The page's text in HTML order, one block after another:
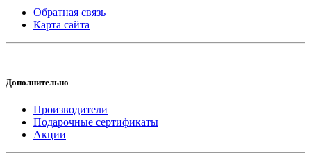
Обратная связь
Карта сайта
Дополнительно
Производители
Подарочные сертификаты
Акции